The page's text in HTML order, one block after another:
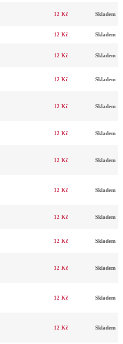
12 Kč Skladem
12 Kč Skladem
12 Kč Skladem
12 Kč Skladem
12 Kč Skladem
12 Kč Skladem
12 Kč Skladem
12 Kč Skladem
12 Kč Skladem
12 Kč Skladem
12 Kč Skladem
12 Kč Skladem
12 Kč Skladem